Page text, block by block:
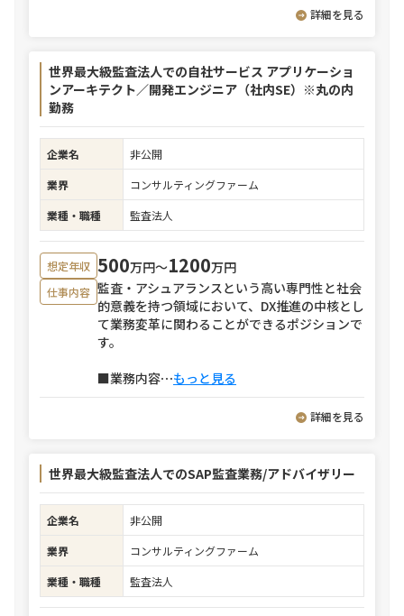
詳細を見る
世界最大級監査法人での自社サービス アプリケーショ
ンアーキテクト／開発エンジニア（社内SE）※丸の内
勤務
企業名
非公開
業界
コンサルティングファーム
業種・職種
監査法人
想定年収 500万円〜1200万円
仕事内容 監査・アシュアランスという高い専門性と社会
的意義を持つ領域において、DX推進の中核とし
て業務変革に関わることができるポジションで
す。
■業務内容⋯もっと見る
詳細を見る
世界最大級監査法人でのSAP監査業務/アドバイザリー
企業名
非公開
業界
コンサルティングファーム
業種・職種
監査法人